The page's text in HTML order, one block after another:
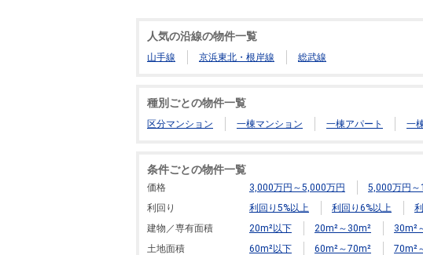
人気の沿線の物件一覧
山手線 京浜東北・根岸線 総武線
種別ごとの物件一覧
区分マンション 一棟マンション 一棟アパート 一
条件ごとの物件一覧
価格 3,000万円～5,000万円 5,000万円～
利回り
利回り5%以上 利回り6%以上
建物／専有面積
20m²以下 20m²～30m² 30m²
土地面積
60m²以下 60m²～70m² 70m²